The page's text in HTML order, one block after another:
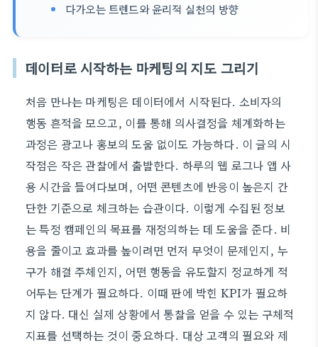
다가오는 트렌드와 윤리적 실천의 방향
데이터로 시작하는 마케팅의 지도 그리기
처음 만나는 마케팅은 데이터에서 시작된다. 소비자의
행동 흔적을 모으고, 이를 통해 의사결정을 체계화하는
과정은 광고나 홍보의 도움 없이도 가능하다. 이 글의 시
작점은 작은 관찰에서 출발한다. 하루의 웹 로그나 앱 사
용 시간을 들여다보며, 어떤 콘텐츠에 반응이 높은지 간
단한 기준으로 체크하는 습관이다. 이렇게 수집된 정보
는 특정 캠페인의 목표를 재정의하는 데 도움을 준다. 비
용을 줄이고 효과를 높이려면 먼저 무엇이 문제인지, 누
구가 해결 주체인지, 어떤 행동을 유도할지 정교하게 적
어두는 단계가 필요하다. 이때 판에 박힌 KPI가 필요하
지 않다. 대신 실제 상황에서 통찰을 얻을 수 있는 구체적
지표를 선택하는 것이 중요하다. 대상 고객의 필요와 제